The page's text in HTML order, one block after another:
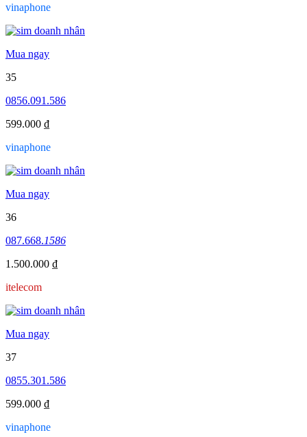
vinaphone
Mua ngay
35
0856.091.586
599.000 ₫
vinaphone
Mua ngay
36
087.668.1586
1.500.000 ₫
itelecom
Mua ngay
37
0855.301.586
599.000 ₫
vinaphone